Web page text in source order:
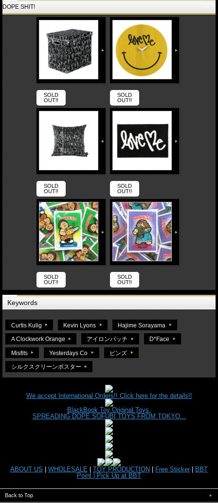
DOPE SHIT!
SOLD
OUT!!
SOLD
OUT!!
SOLD
OUT!!
SOLD
OUT!!
SOLD
OUT!!
SOLD
OUT!!
Keywords
Curtis Kulig Kevin Lyons Hajime Sorayama
A Clockwork Orange アイロンパッチ D*Face
Misfits Yesterdays Co ピンズ
シルクスクリーンポスター
We accept International Orders!! Click here for the details!!
BlackBook Toy Original Toys.
SPREADING DOPE SOFUBI TOYS FROM TOKYO...
ABOUT US WHOLESALE TOY PRODUCTION Free Sticker
BBT
Point |
Pick Up at BBT
Back to Top